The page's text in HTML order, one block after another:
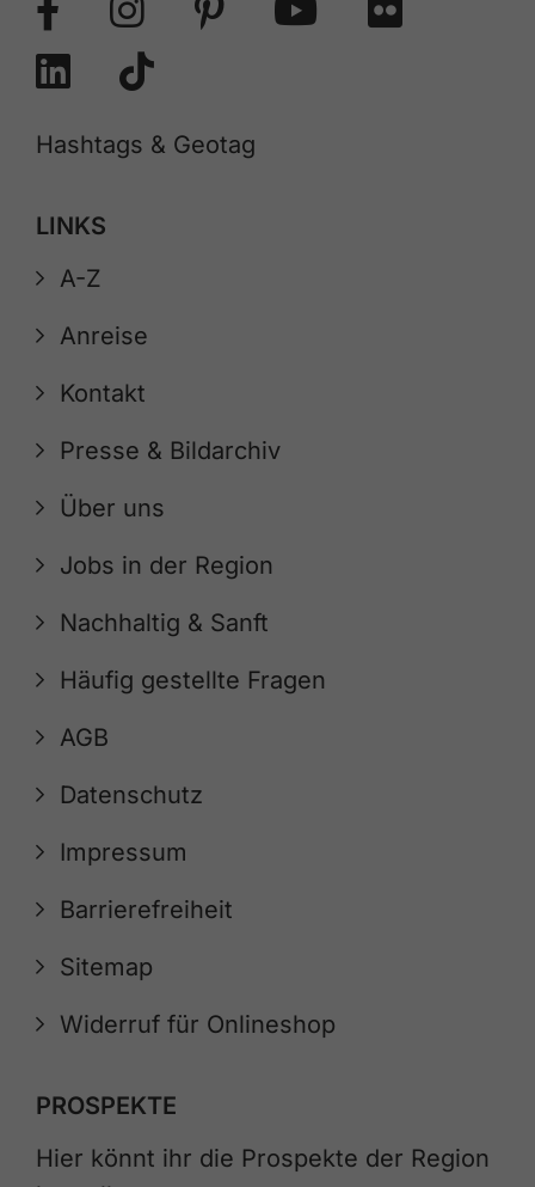
Hashtags & Geotag
LINKS
A-Z
Anreise
Kontakt
Presse & Bildarchiv
Über uns
Jobs in der Region
Nachhaltig & Sanft
Häufig gestellte Fragen
AGB
Datenschutz
Impressum
Barrierefreiheit
Sitemap
Widerruf für Onlineshop
PROSPEKTE
Hier könnt ihr die Prospekte der Region